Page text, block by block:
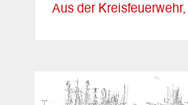
Aus der Kreisfeuerwehr,